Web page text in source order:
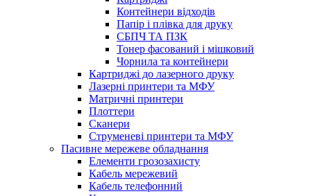
Контейнери відходів
Папір і плівка для друку
СБПЧ ТА ПЗК
Тонер фасований і мішковий
Чорнила та контейнери
Картриджі до лазерного друку
Лазерні принтери та МФУ
Матричні принтери
Плоттери
Сканери
Струменеві принтери та МФУ
Пасивне мережеве обладнання
Елементи грозозахисту
Кабель мережевий
Кабель телефонний